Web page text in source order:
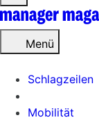
öffnen
Menü
Schlagzeilen
Mobilität